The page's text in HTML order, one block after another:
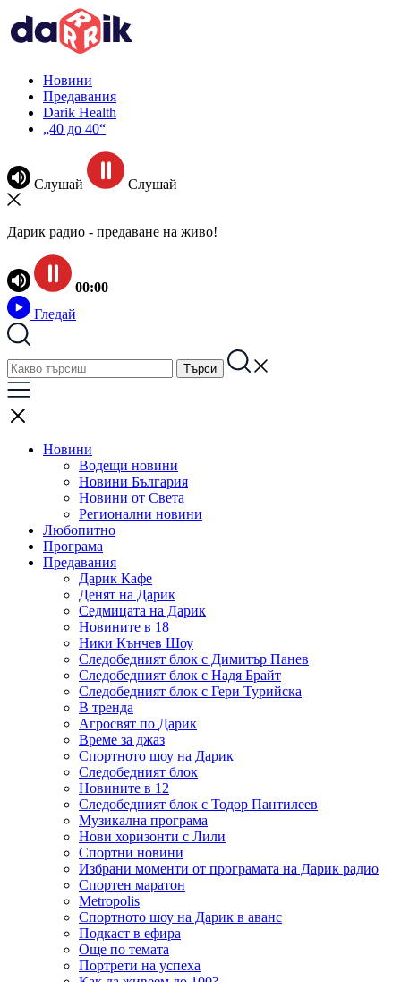
Новини
Предавания
Darik Health
„40 до 40“
Слушай Слушай
Дарик радио - предаване на живо!
00:00
Гледай
Новини
Водещи новини
Новини България
Новини от Света
Регионални новини
Любопитно
Програма
Предавания
Дарик Кафе
Денят на Дарик
Седмицата на Дарик
Новините в 18
Ники Кънчев Шоу
Следобедният блок с Димитър Панев
Следобедният блок с Надя Брайт
Следобедният блок с Гери Турийска
В тренда
Агросвят по Дарик
Време за джаз
Спортното шоу на Дарик
Следобедният блок
Новините в 12
Следобедният блок с Тодор Пантилеев
Музикална програма
Нови хоризонти с Лили
Спортни новини
Избрани моменти от програмата на Дарик радио
Спортен маратон
Metropolis
Спортното шоу на Дарик в аванс
Подкаст в ефира
Още по темата
Портрети на успеха